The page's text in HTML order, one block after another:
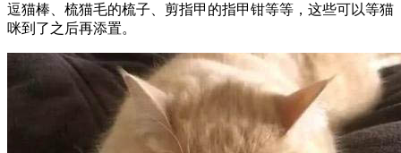
逗猫棒、梳猫毛的梳子、剪指甲的指甲钳等等，这些可以等猫
咪到了之后再添置。